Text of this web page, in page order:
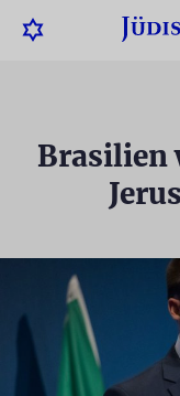
Brasilien